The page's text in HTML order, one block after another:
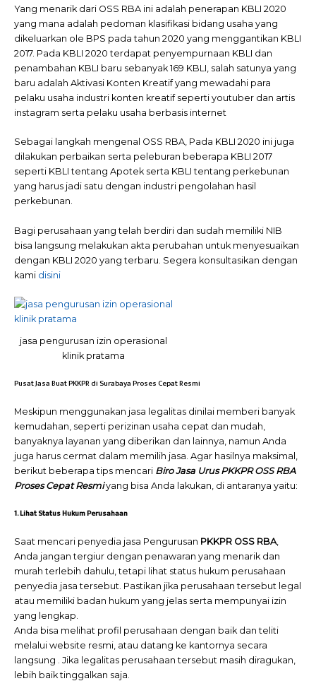
Yang menarik dari OSS RBA ini adalah penerapan KBLI 2020
yang mana adalah pedoman klasifikasi bidang usaha yang
dikeluarkan ole BPS pada tahun 2020 yang menggantikan KBLI
2017. Pada KBLI 2020 terdapat penyempurnaan KBLI dan
penambahan KBLI baru sebanyak 169 KBLI, salah satunya yang
baru adalah Aktivasi Konten Kreatif yang mewadahi para
pelaku usaha industri konten kreatif seperti youtuber dan artis
instagram serta pelaku usaha berbasis internet
Sebagai langkah mengenal OSS RBA, Pada KBLI 2020 ini juga
dilakukan perbaikan serta peleburan beberapa KBLI 2017
seperti KBLI tentang Apotek serta KBLI tentang perkebunan
yang harus jadi satu dengan industri pengolahan hasil
perkebunan.
Bagi perusahaan yang telah berdiri dan sudah memiliki NIB
bisa langsung melakukan akta perubahan untuk menyesuaikan
dengan KBLI 2020 yang terbaru. Segera konsultasikan dengan
kami disini
jasa pengurusan izin operasional
klinik pratama
Pusat Jasa Buat PKKPR di Surabaya Proses Cepat Resmi
Meskipun menggunakan jasa legalitas dinilai memberi banyak
kemudahan, seperti perizinan usaha cepat dan mudah,
banyaknya layanan yang diberikan dan lainnya, namun Anda
juga harus cermat dalam memilih jasa. Agar hasilnya maksimal,
berikut beberapa tips mencari Biro Jasa Urus PKKPR OSS RBA
Proses Cepat Resmi yang bisa Anda lakukan, di antaranya yaitu:
1. Lihat Status Hukum Perusahaan
Saat mencari penyedia jasa Pengurusan PKKPR OSS RBA,
Anda jangan tergiur dengan penawaran yang menarik dan
murah terlebih dahulu, tetapi lihat status hukum perusahaan
penyedia jasa tersebut. Pastikan jika perusahaan tersebut legal
atau memiliki badan hukum yang jelas serta mempunyai izin
yang lengkap.
Anda bisa melihat profil perusahaan dengan baik dan teliti
melalui website resmi, atau datang ke kantornya secara
langsung . Jika legalitas perusahaan tersebut masih diragukan,
lebih baik tinggalkan saja.